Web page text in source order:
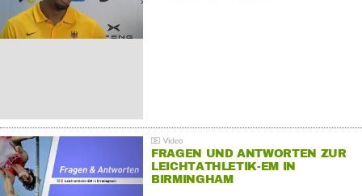
FRAGEN UND ANTWORTEN ZUR
LEICHTATHLETIK-EM IN
BIRMINGHAM